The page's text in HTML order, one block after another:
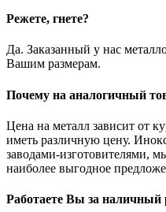
Режете, гнете?
Да. Заказанный у нас
Вашим размерам.
Почему на аналогичный
Цена на металл зависит от
иметь различную цену.
заводами-изготовителями,
наиболее выгодное
Работаете Вы за наличный